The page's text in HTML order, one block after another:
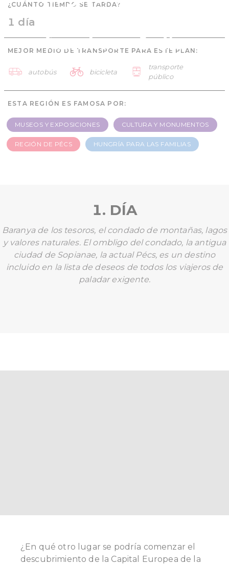
familias - 1 día
¿CUÁNTO TIEMPO SE TARDA?
1 día
MEJOR MEDIO DE TRANSPORTE PARA ESTE PLAN:
autobús bicicleta
transporte
público
ESTA REGIÓN ES FAMOSA POR:
MUSEOS Y EXPOSICIONES CULTURA Y MONUMENTOS
REGIÓN DE PÉCS HUNGRÍA PARA LAS FAMILIAS
1. DÍA
Baranya de los tesoros, el condado de montañas, lagos
y valores naturales. El ombligo del condado, la antigua
ciudad de Sopianae, la actual Pécs, es un destino
incluido en la lista de deseos de todos los viajeros de
paladar exigente.
¿En qué otro lugar se podría comenzar el
descubrimiento de la Capital Europea de la